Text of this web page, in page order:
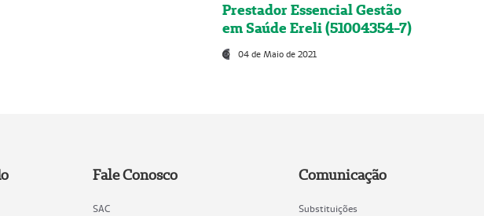
Prestador Essencial Gestão
em Saúde Ereli (51004354-7)
04 de Maio de 2021
Fale Conosco
SAC
Comunicação
Substituições